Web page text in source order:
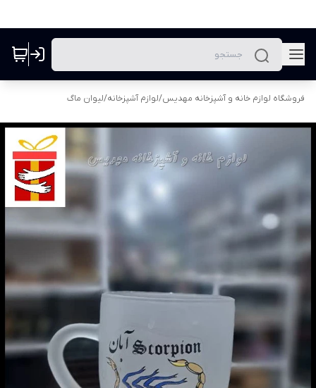
فروشگاه لوازم خانه و آشپزخانه مهدیس/لوازم آشپزخانه/لیوان ماگ